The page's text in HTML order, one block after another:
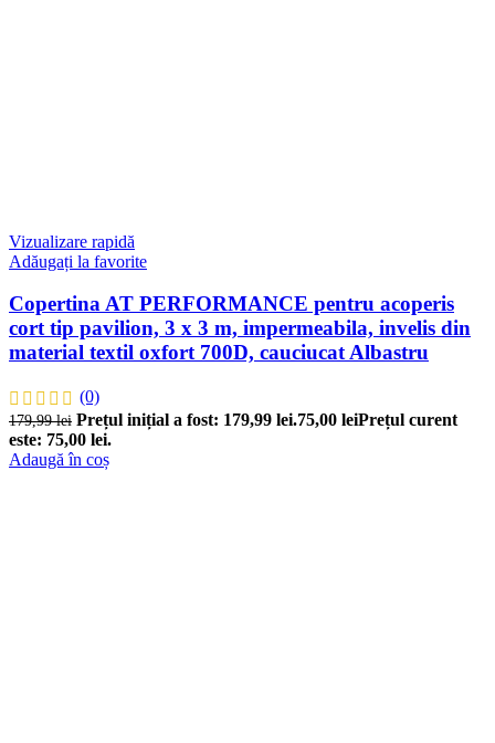
Vizualizare rapidă
Adăugați la favorite
Copertina AT PERFORMANCE pentru acoperis
cort tip pavilion, 3 x 3 m, impermeabila, invelis din
material textil oxfort 700D, cauciucat Albastru
(0)
179,99lei Prețul inițial a fost: 179,99 lei.75,00 leiPrețul curent
este: 75,00 lei.
Adaugă în coș